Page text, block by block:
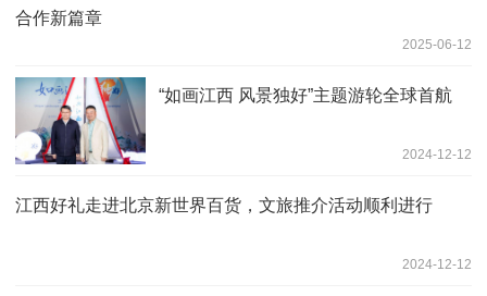
合作新篇章
2025-06-12
“如画江西 风景独好”主题游轮全球首航
2024-12-12
‌江西好礼走进北京新世界百货，文旅推介活动顺利进行
2024-12-12